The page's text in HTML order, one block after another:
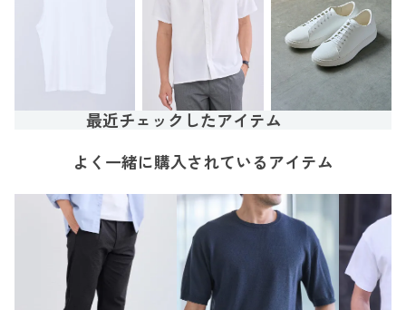
最近チェックしたアイテム
よく一緒に購入されているアイテム